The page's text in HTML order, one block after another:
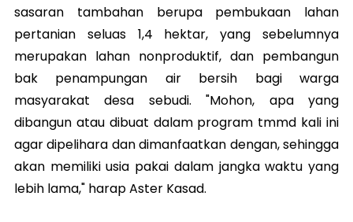
sasaran tambahan berupa pembukaan lahan
pertanian seluas 1,4 hektar, yang sebelumnya
merupakan lahan nonproduktif, dan pembangun
bak penampungan air bersih bagi warga
masyarakat desa sebudi. "Mohon, apa yang
dibangun atau dibuat dalam program tmmd kali ini
agar dipelihara dan dimanfaatkan dengan, sehingga
akan memiliki usia pakai dalam jangka waktu yang
lebih lama," harap Aster Kasad.